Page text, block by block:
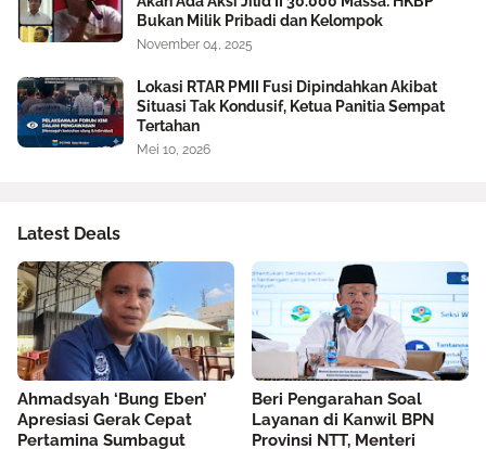
Bukan Milik Pribadi dan Kelompok
November 04, 2025
Lokasi RTAR PMII Fusi Dipindahkan Akibat
Situasi Tak Kondusif, Ketua Panitia Sempat
Tertahan
Mei 10, 2026
Latest Deals
Ahmadsyah ‘Bung Eben’
Apresiasi Gerak Cepat
Pertamina Sumbagut
Beri Pengarahan Soal
Layanan di Kanwil BPN
Provinsi NTT, Menteri